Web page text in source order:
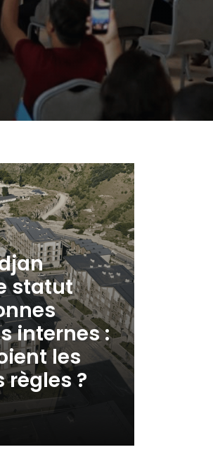
statut
internes :
les
règles ?